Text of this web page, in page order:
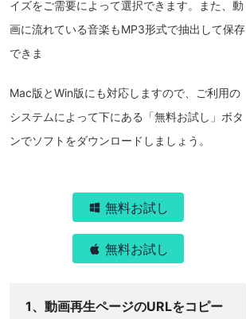
イズをご需要によって選択できます。また、動
画に流れている音楽もMP3形式で抽出して保存
できま
Mac版とWin版にも対応しますので、ご利用の
システムによって下にある「無料お試し」ボタ
ンでソフトをダウンロードしましょう。
無料お試し
無料お試し
1、動画再生ページのURLをコピー